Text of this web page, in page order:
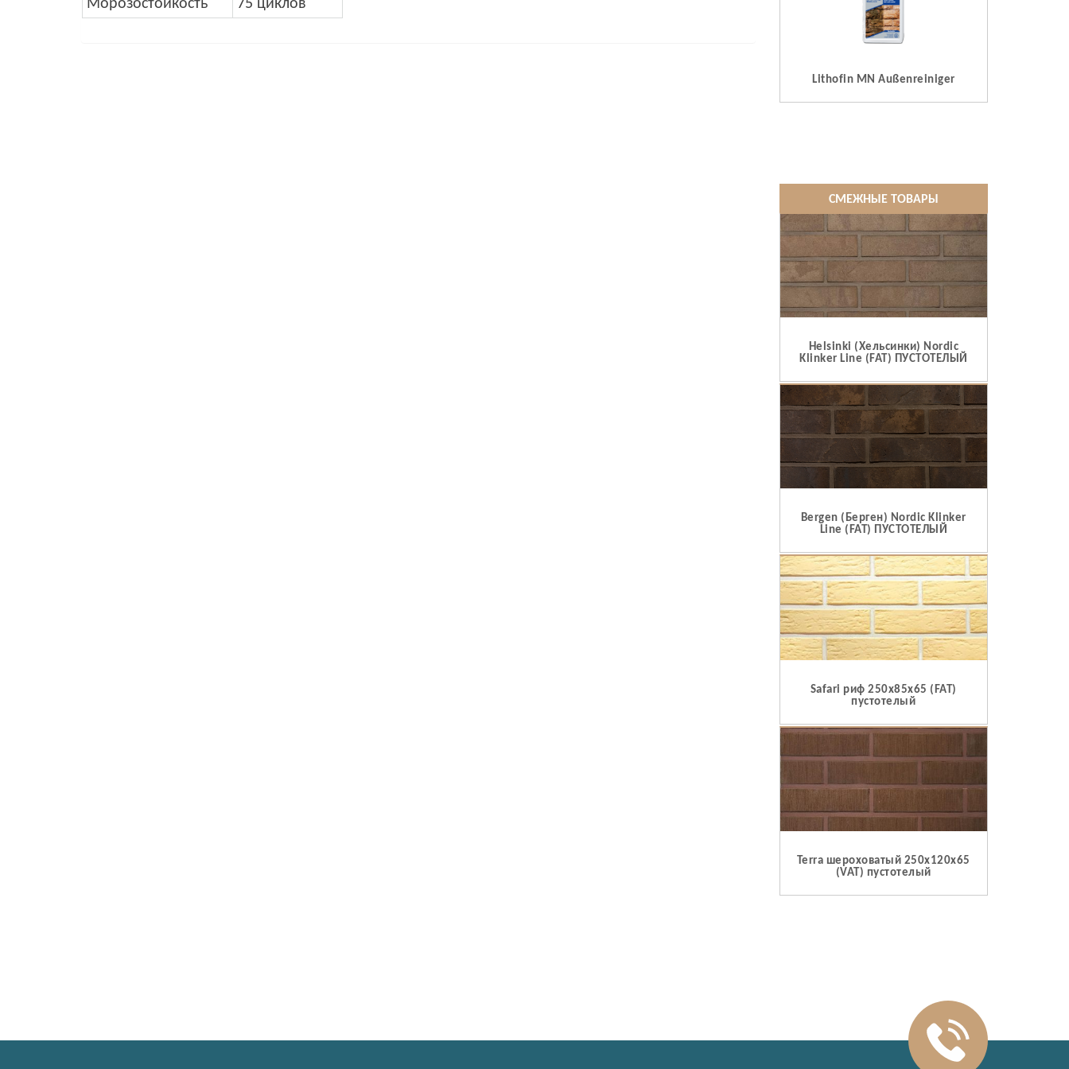
Морозостойкость
75 циклов
Lithofin MN Außenreiniger
СМЕЖНЫЕ ТОВАРЫ
Helsinki (Хельсинки) Nordic
Klinker Line (FAT) ПУСТОТЕЛЫЙ
Bergen (Берген) Nordic Klinker
Line (FAT) ПУСТОТЕЛЫЙ
Safari риф 250x85x65 (FAT)
пустотелый
Terra шероховатый 250x120x65
(VAT) пустотелый